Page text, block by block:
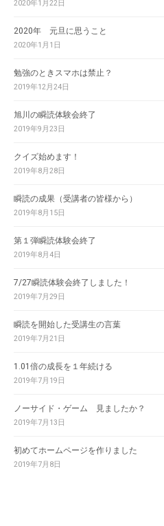
2020年1月22日
2020年 元旦に思うこと
2020年1月1日
勉強のときスマホは禁止？
2019年12月24日
旭川の瞬読体験会終了
2019年9月23日
クイズ始めます！
2019年8月28日
瞬読の成果（受講者の皆様から）
2019年8月15日
第１弾瞬読体験会終了
2019年8月4日
7/27瞬読体験会終了しました！
2019年7月29日
瞬読を開始した受講生の言葉
2019年7月21日
1.01倍の成長を１年続ける
2019年7月19日
ノーサイド・ゲーム 見ましたか？
2019年7月13日
初めてホームページを作りました
2019年7月8日